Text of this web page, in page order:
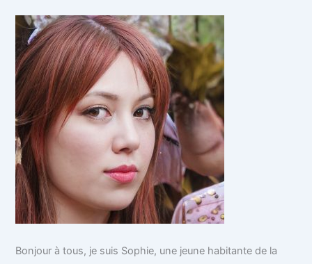
e
r
Bonjour à tous, je suis Sophie, une jeune habitante de la